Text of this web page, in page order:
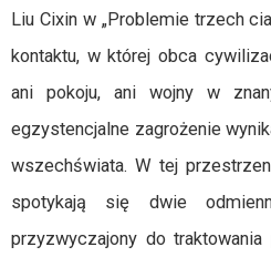
Liu Cixin w „Problemie trzech
kontaktu, w której obca
ani pokoju, ani wojny w
egzystencjalne zagrożenie
wszechświata. W tej
spotykają się dwie
przyzwyczajony do